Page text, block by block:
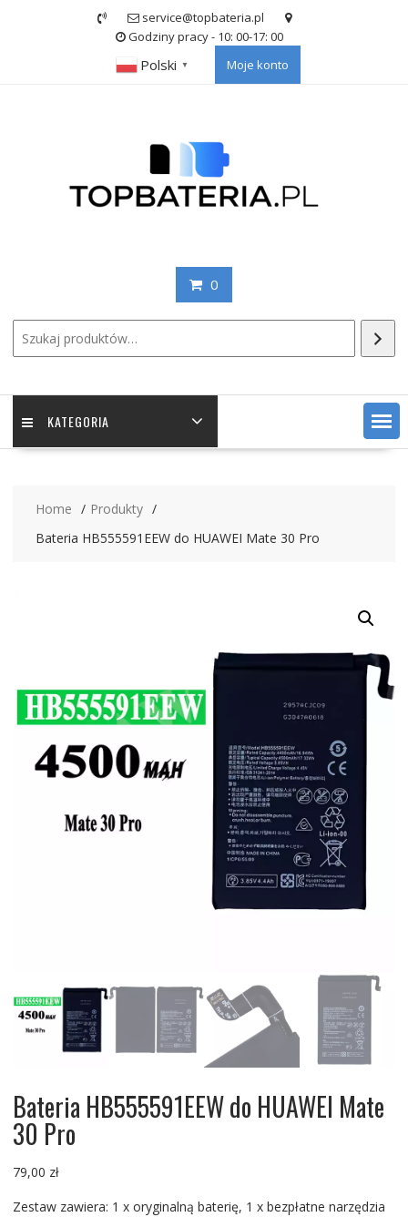
service@topbateria.pl
Godziny pracy - 10: 00-17: 00
Polski ▼ Moje konto
0
KATEGORIA
Home
Produkty
Bateria HB555591EEW do HUAWEI Mate 30 Pro
Bateria HB555591EEW do HUAWEI Mate
30 Pro
79,00 zł
Zestaw zawiera: 1 x oryginalną baterię, 1 x bezpłatne narzędzia